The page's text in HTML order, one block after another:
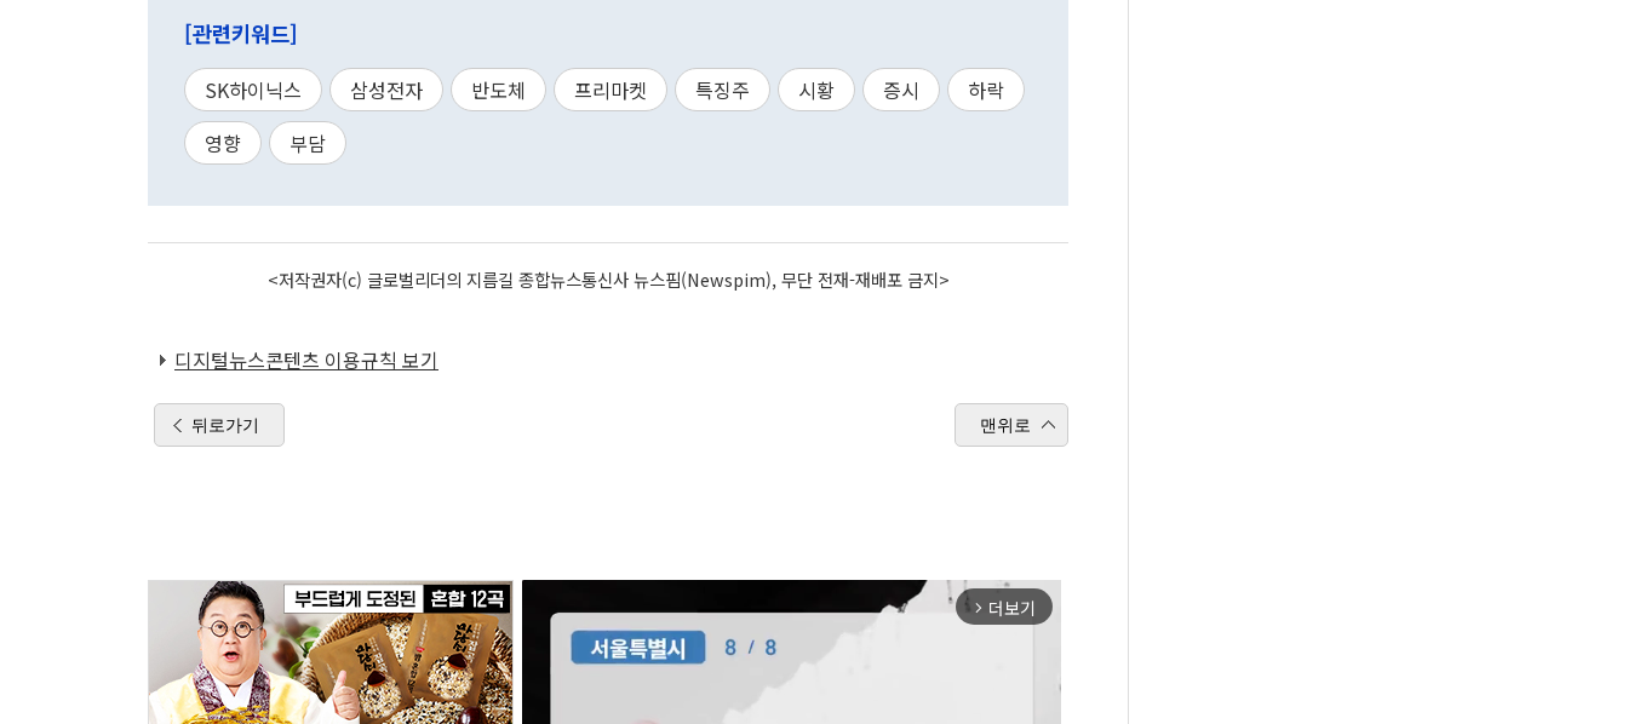
[관련키워드]
SK하이닉스 삼성전자 반도체 프리마켓 특징주 시황 증시
하락
영향
부담
<저작권자(c) 글로벌리더의 지름길 종합뉴스통신사 뉴스핌(Newspim), 무단 전재-재배포 금지>
디지털뉴스콘텐츠 이용규칙 보기
뒤로가기 맨위로
arrow_forward_ios 더보기